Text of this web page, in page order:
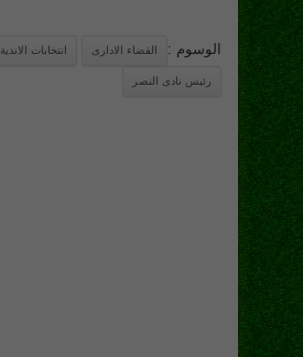
الوسوم : القضاء الادارى انتخابات الاندية
رئيس نادى النصر